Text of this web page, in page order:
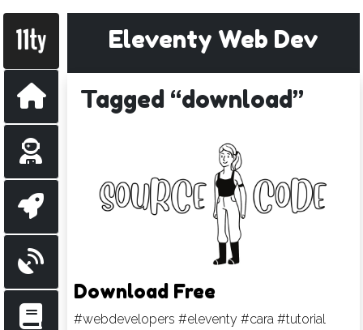
Eleventy Web Dev
Tagged “download”
Download Free
#webdevelopers #eleventy #cara #tutorial